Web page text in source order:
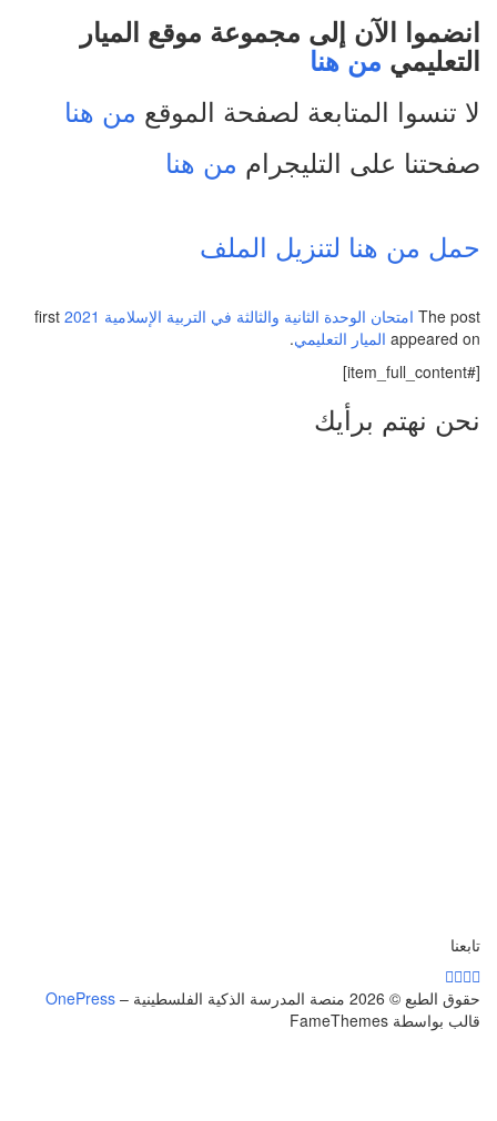
انضموا الآن إلى مجموعة موقع الميار
التعليمي من هنا
لا تنسوا المتابعة لصفحة الموقع من هنا
صفحتنا على التليجرام من هنا
حمل من هنا لتنزيل الملف
The post امتحان الوحدة الثانية والثالثة في التربية الإسلامية 2021
first
appeared on الميار التعليمي.
[#item_full_content]
نحن نهتم برأيك
تابعنا
حقوق الطبع © 2026 منصة المدرسة الذكية الفلسطينية –
OnePress
قالب بواسطة FameThemes